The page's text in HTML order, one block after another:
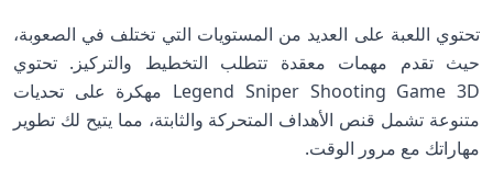
تحتوي اللعبة على العديد من المستويات التي تختلف في الصعوبة،
حيث تقدم مهمات معقدة تتطلب التخطيط والتركيز. تحتوي
Legend Sniper Shooting Game 3D مهكرة على تحديات
متنوعة تشمل قنص الأهداف المتحركة والثابتة، مما يتيح لك تطوير
مهاراتك مع مرور الوقت.